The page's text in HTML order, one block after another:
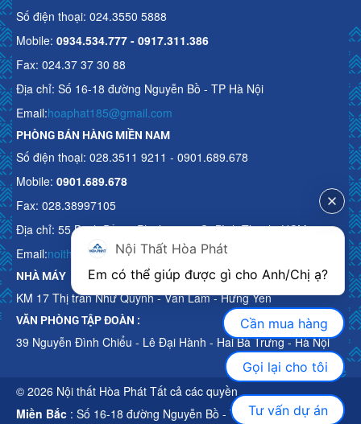
Số điện thoại: 024.3550 5888
Mobile: 0934.534.777 - 0917.311.386
Fax: 024.37 37 30 88
Địa chỉ: Số 16-18 đường Nguyễn Bồ - TP Hà Nội
Email:hoaphat185@gmail.com
PHÒNG BÁN HÀNG MIỀN NAM
Số điện thoại: 028.3511 9211 - 0901.689.678
Mobile: 0901.689.678
Fax: 028.38997105
Địa chỉ: 55 Bạch Đằng, Phường 15, Q. Bình Thạnh, HCM
Email:noithathoaphattot@gmail.com
NHÀ MÁY
KM 17 Thị trấn Như Quỳnh - Văn Lâm - Hưng Yên
VĂN PHÒNG TẬP ĐOÀN :
39 Nguyễn Đình Chiểu - Lê Đại Hành - Hai Bà Trưng - Hà Nội
© 2026 Nội thất Hòa Phát Tất cả các quyền
Miền Bắc : Số 16-18 đường Nguyễn Bồ - TP Hà Nội
Nội Thất Hòa Phát
Cần mua hàng
Gọi lại cho tôi
Tư vấn dự án